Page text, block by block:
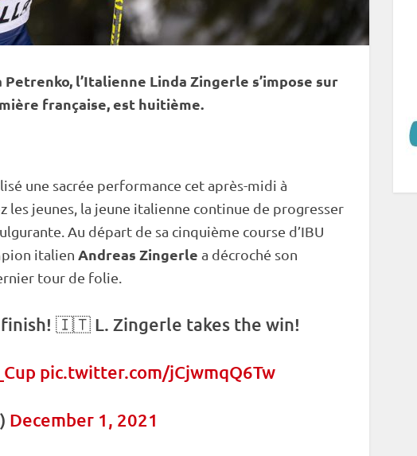
l’Italienne Linda Zingerle s’impose sur
française, est huitième.
une sacrée performance cet après-midi à
les jeunes, la jeune italienne continue de progresser
Au départ de sa cinquième course d’IBU
italien Andreas Zingerle a décroché son
tour de folie.
🇮🇹 L. Zingerle takes the win!
pic.twitter.com/jCjwmqQ6Tw
December 1, 2021